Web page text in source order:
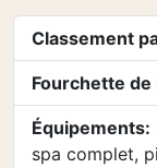
Classement
Fourchette de
Équipements:
spa complet,